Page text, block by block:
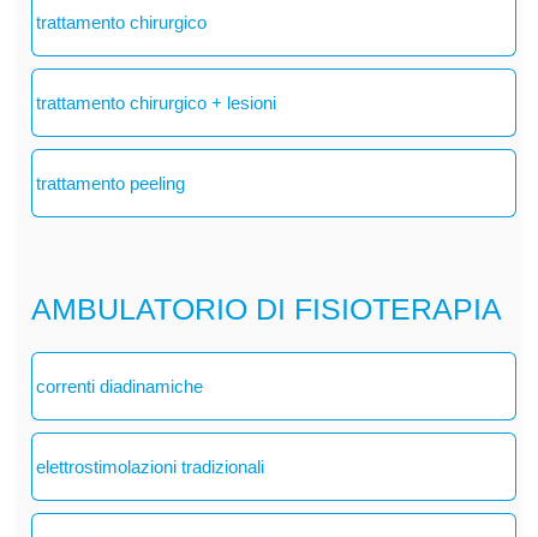
trattamento chirurgico
trattamento chirurgico + lesioni
trattamento peeling
AMBULATORIO DI FISIOTERAPIA
correnti diadinamiche
elettrostimolazioni tradizionali